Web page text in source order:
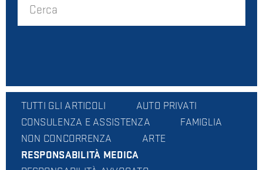
TUTTI GLI ARTICOLI
AUTO PRIVATI
CONSULENZA E ASSISTENZA
FAMIGLIA
NON CONCORRENZA
ARTE
RESPONSABILITÀ MEDICA